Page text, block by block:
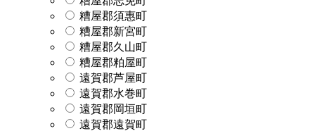
糟屋郡須惠町
糟屋郡新宮町
糟屋郡久山町
糟屋郡粕屋町
遠賀郡芦屋町
遠賀郡水巻町
遠賀郡岡垣町
遠賀郡遠賀町